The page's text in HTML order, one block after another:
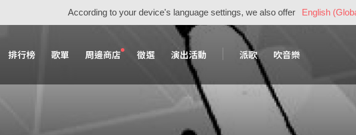
According to your device's language settings, we also offer English
排行榜 歌單 周邊商店 徵選 演出活動 派歌 吹音樂